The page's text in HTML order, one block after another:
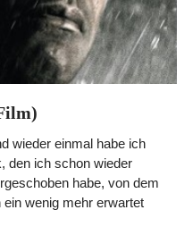
wieder einmal habe ich
den ich schon wieder
habe, von dem
wenig mehr erwartet